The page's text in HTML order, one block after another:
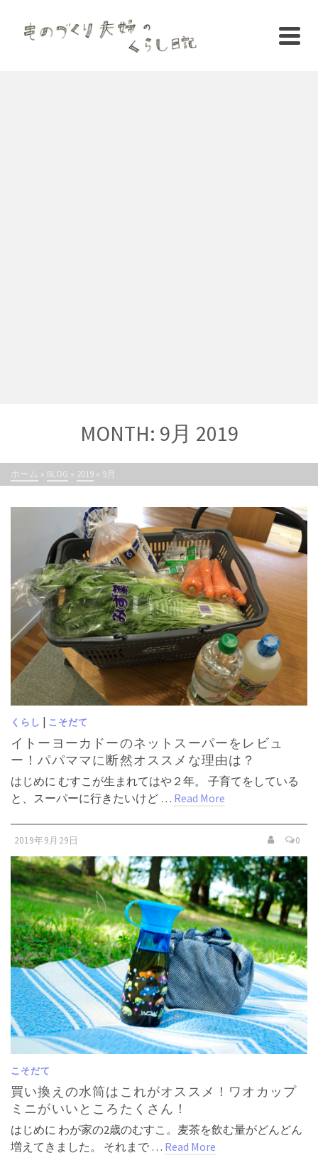
MONTH: 9月 2019
ホーム » BLOG » 2019 » 9月
くらし | こそだて
イトーヨーカドーのネットスーパーをレビュ
ー！パパママに断然オススメな理由は？
はじめに むすこが生まれてはや２年。 子育てをしている
と、スーパーに行きたいけど … Read More
2019年9月29日 0
こそだて
買い換えの水筒はこれがオススメ！ワオカップ
ミニがいいところたくさん！
はじめに わが家の2歳のむすこ。麦茶を飲む量がどんどん
増えてきました。 それまで … Read More